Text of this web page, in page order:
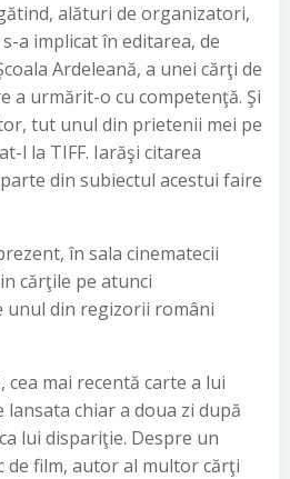
alături de organizatori,
a implicat în editarea, de
Ardeleană, a unei cărţi de
a urmărit-o cu competenţă. Şi
tut unul din prietenii mei pe
l la TIFF. Iarăşi citarea
din subiectul acestui faire
în sala cinematecii
cărţile pe atunci
unul din regizorii români
mai recentă carte a lui
lansata chiar a doua zi după
lui dispariţie. Despre un
film, autor al multor cărţi